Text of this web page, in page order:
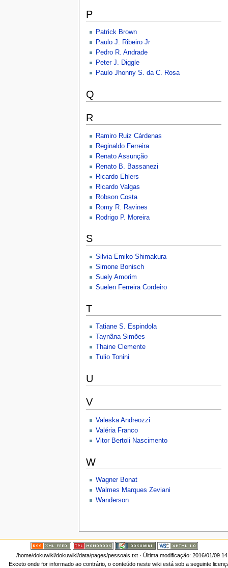
P
Patrick Brown
Paulo J. Ribeiro Jr
Pedro R. Andrade
Peter J. Diggle
Paulo Jhonny S. da C. Rosa
Q
R
Ramiro Ruiz Cárdenas
Reginaldo Ferreira
Renato Assunção
Renato B. Bassanezi
Ricardo Ehlers
Ricardo Valgas
Robson Costa
Romy R. Ravines
Rodrigo P. Moreira
S
Silvia Emiko Shimakura
Simone Bonisch
Suely Amorim
Suelen Ferreira Cordeiro
T
Tatiane S. Espindola
Taynãna Simões
Thaine Clemente
Tulio Tonini
U
V
Valeska Andreozzi
Valéria Franco
Vitor Bertoli Nascimento
W
Wagner Bonat
Walmes Marques Zeviani
Wanderson
/home/dokuwiki/dokuwiki/data/pages/pessoais.txt· Última modificação: 2016/01/09
Exceto onde for informado ao contrário, o conteúdo neste wiki está sob a seguinte